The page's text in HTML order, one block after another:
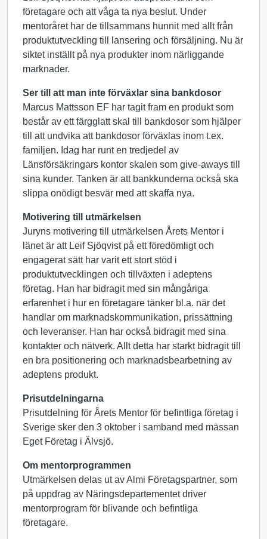
företagare och att våga ta nya beslut. Under
mentoråret har de tillsammans hunnit med allt från
produktutveckling till lansering och försäljning. Nu är
siktet inställt på nya produkter inom närliggande
marknader.
Ser till att man inte förväxlar sina bankdosor
Marcus Mattsson EF har tagit fram en produkt som
består av ett färgglatt skal till bankdosor som hjälper
till att undvika att bankdosor förväxlas inom t.ex.
familjen. Idag har runt en tredjedel av
Länsförsäkringars kontor skalen som give-aways till
sina kunder. Tanken är att bankkunderna också ska
slippa onödigt besvär med att skaffa nya.
Motivering till utmärkelsen
Juryns motivering till utmärkelsen Årets Mentor i
länet är att Leif Sjöqvist på ett föredömligt och
engagerat sätt har varit ett stort stöd i
produktutvecklingen och tillväxten i adeptens
företag. Han har bidragit med sin mångåriga
erfarenhet i hur en företagare tänker bl.a. när det
handlar om marknadskommunikation, prissättning
och leveranser. Han har också bidragit med sina
kontakter och nätverk. Allt detta har starkt bidragit till
en bra positionering och marknadsbearbetning av
adeptens produkt.
Prisutdelningarna
Prisutdelning för Årets Mentor för befintliga företag i
Sverige sker den 3 oktober i samband med mässan
Eget Företag i Älvsjö.
Om mentorprogrammen
Utmärkelsen delas ut av Almi Företagspartner, som
på uppdrag av Näringsdepartementet driver
mentorprogram för blivande och befintliga
företagare.